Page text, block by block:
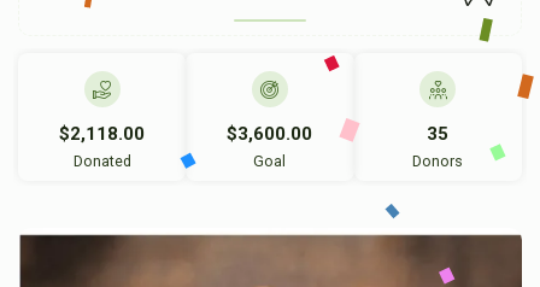
$2,118.00
Donated
$3,600.00
Goal
35
Donors